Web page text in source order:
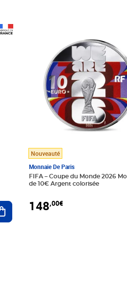
Ajouter au panier
Nouveauté
Monnaie De Paris
FIFA – Coupe du Monde 2026
de 10€ Argent colorisée
148,00€